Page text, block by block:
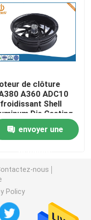
numérique par
numérique par
commande
d'injection
sous pression
mécanique sous
de clôture
A360 ADC10
Shell
Die Casting
envoyer une
nous
Policy